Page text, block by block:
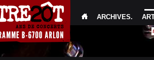
ARCHIVES.